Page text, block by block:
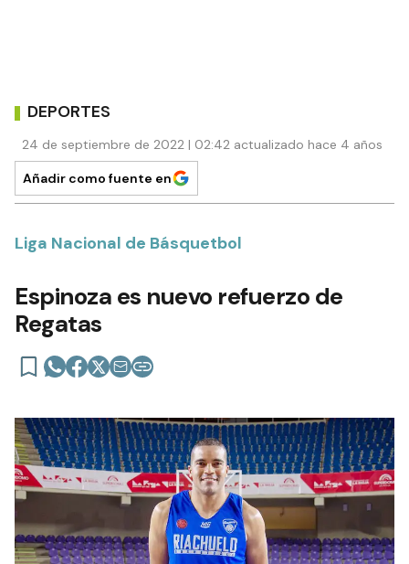
DEPORTES
24 de septiembre de 2022 | 02:42 actualizado hace 4 años
Añadir como fuente en
Liga Nacional de Básquetbol
Espinoza es nuevo refuerzo de
Regatas